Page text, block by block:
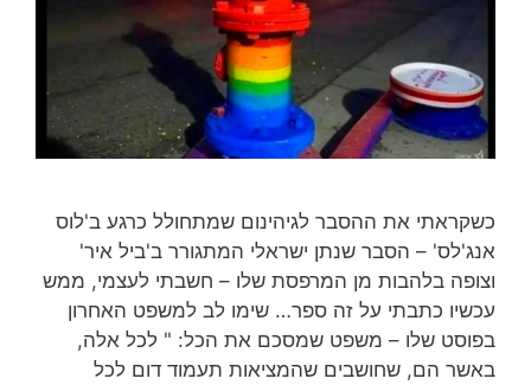
כשקראתי את ההסבר לגיהינום שמתחולל כרגע ב'לוס
אנג'לס' – הסבר שנתן ישראלי המתגורר ב'ביל איר'
וצופה בלהבות מן המרפסת שלו – חשבתי לעצמי, ממש
עכשיו כתבתי על זה ספר… שימו לב למשפט האחרון
בפוסט שלו – משפט שמסכם את הכל: " לכל אלה,
באשר הם, שחושבים שהמציאות תעמוד דום לכל